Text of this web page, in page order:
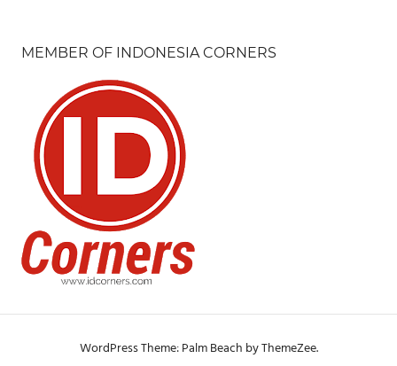
MEMBER OF INDONESIA CORNERS
WordPress Theme: Palm Beach by ThemeZee.